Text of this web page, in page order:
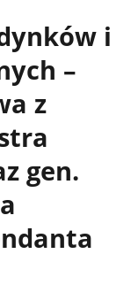
i
–
z
gen.